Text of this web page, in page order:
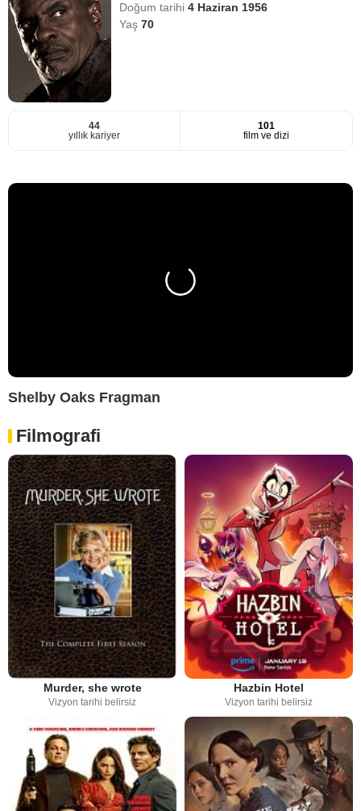
Doğum tarihi4 Haziran 1956
Yaş70
44
yıllık kariyer
101
film ve dizi
Shelby Oaks Fragman
Filmografi
Murder, she wrote
Vizyon tarihi belirsiz
Hazbin Hotel
Vizyon tarihi belirsiz